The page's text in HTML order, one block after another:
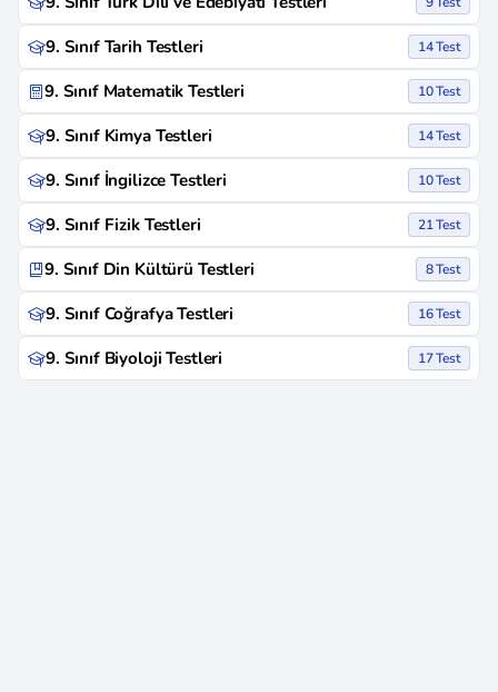
9. Sınıf Tarih Testleri 14 Test
9. Sınıf Matematik Testleri 10 Test
9. Sınıf Kimya Testleri 14 Test
9. Sınıf İngilizce Testleri 10 Test
9. Sınıf Fizik Testleri 21 Test
9. Sınıf Din Kültürü Testleri 8 Test
9. Sınıf Coğrafya Testleri 16 Test
9. Sınıf Biyoloji Testleri 17 Test